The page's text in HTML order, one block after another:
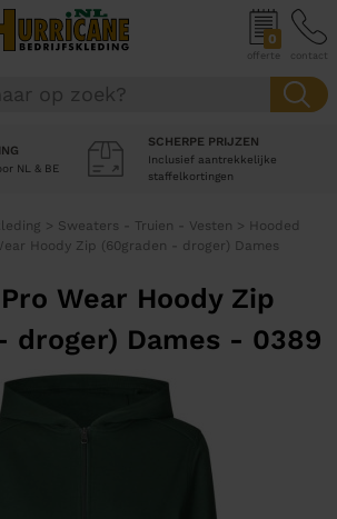
0
offerte contact
NL & BE
SCHERPE PRIJZEN
Inclusief aantrekkelijke
staffelkortingen
> Sweaters - Truien - Vesten >
Hooded
Hoody Zip (60graden - droger) Dames
Wear Hoody Zip
droger) Dames - 0389